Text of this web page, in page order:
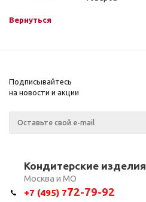
Вернуться
Подписывайтесь
на новости и акции
Кондитерские изделия
Москва и МО
+7 (495) 772-79-92